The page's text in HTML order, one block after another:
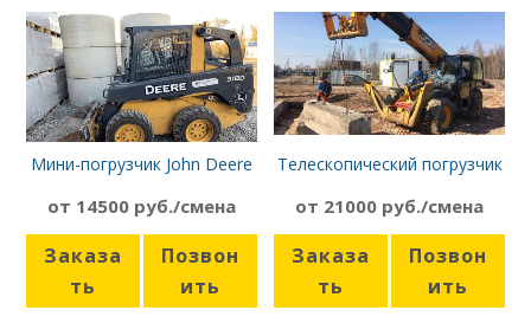
Мини-погрузчик John Deere
от 14500 руб./смена
Заказа
ть
Позвон
ить
Телескопический погрузчик
от 21000 руб./смена
Заказа
ть
Позвон
ить